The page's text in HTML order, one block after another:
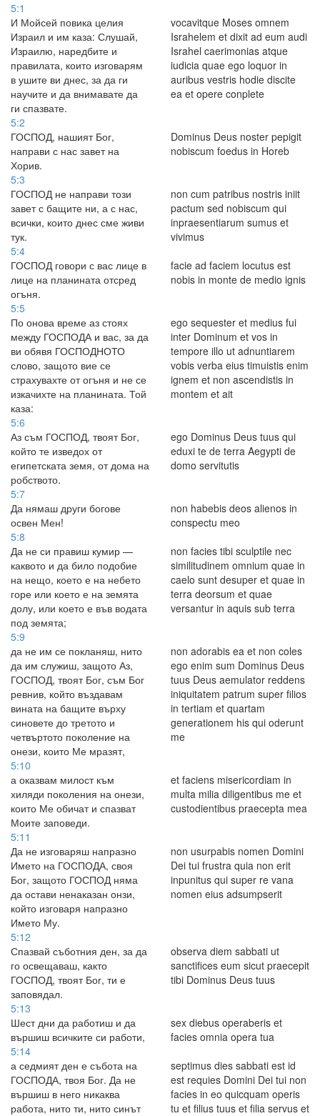
5:1
И Мойсей повика целия
Израил и им каза: Слушай,
Израилю, наредбите и
правилата, които изговарям
в ушите ви днес, за да ги
научите и да внимавате да
ги спазвате.
vocavitque Moses omnem
Israhelem et dixit ad eum audi
Israhel caerimonias atque
iudicia quae ego loquor in
auribus vestris hodie discite
ea et opere conplete
5:2
ГОСПОД, нашият Бог,
направи с нас завет на
Хорив.
Dominus Deus noster pepigit
nobiscum foedus in Horeb
5:3
ГОСПОД не направи този
завет с бащите ни, а с нас,
всички, които днес сме живи
тук.
non cum patribus nostris iniit
pactum sed nobiscum qui
inpraesentiarum sumus et
vivimus
5:4
ГОСПОД говори с вас лице в
лице на планината отсред
огъня.
facie ad faciem locutus est
nobis in monte de medio ignis
5:5
По онова време аз стоях
между ГОСПОДА и вас, за да
ви обявя ГОСПОДНОТО
слово, защото вие се
страхувахте от огъня и не се
изкачихте на планината. Той
каза:
ego sequester et medius fui
inter Dominum et vos in
tempore illo ut adnuntiarem
vobis verba eius timuistis enim
ignem et non ascendistis in
montem et ait
5:6
Аз съм ГОСПОД, твоят Бог,
който те изведох от
египетската земя, от дома на
робството.
ego Dominus Deus tuus qui
eduxi te de terra Aegypti de
domo servitutis
5:7
Да нямаш други богове
освен Мен!
non habebis deos alienos in
conspectu meo
5:8
Да не си правиш кумир —
каквото и да било подобие
на нещо, което е на небето
горе или което е на земята
долу, или което е във водата
под земята;
non facies tibi sculptile nec
similitudinem omnium quae in
caelo sunt desuper et quae in
terra deorsum et quae
versantur in aquis sub terra
5:9
да не им се покланяш, нито
да им служиш, защото Аз,
ГОСПОД, твоят Бог, съм Бог
ревнив, който въздавам
вината на бащите върху
синовете до третото и
четвъртото поколение на
онези, които Ме мразят,
non adorabis ea et non coles
ego enim sum Dominus Deus
tuus Deus aemulator reddens
iniquitatem patrum super filios
in tertiam et quartam
generationem his qui oderunt
me
5:10
а оказвам милост към
хиляди поколения на онези,
които Ме обичат и спазват
Моите заповеди.
et faciens misericordiam in
multa milia diligentibus me et
custodientibus praecepta mea
5:11
Да не изговаряш напразно
Името на ГОСПОДА, своя
Бог, защото ГОСПОД няма
да остави ненаказан онзи,
който изговаря напразно
Името Му.
non usurpabis nomen Domini
Dei tui frustra quia non erit
inpunitus qui super re vana
nomen eius adsumpserit
5:12
Спазвай съботния ден, за да
го освещаваш, както
ГОСПОД, твоят Бог, ти е
заповядал.
observa diem sabbati ut
sanctifices eum sicut praecepit
tibi Dominus Deus tuus
5:13
Шест дни да работиш и да
вършиш всичките си работи,
sex diebus operaberis et
facies omnia opera tua
5:14
а седмият ден е събота на
ГОСПОДА, твоя Бог. Да не
вършиш в него никаква
работа, нито ти, нито синът
septimus dies sabbati est id
est requies Domini Dei tui non
facies in eo quicquam operis
tu et filius tuus et filia servus et